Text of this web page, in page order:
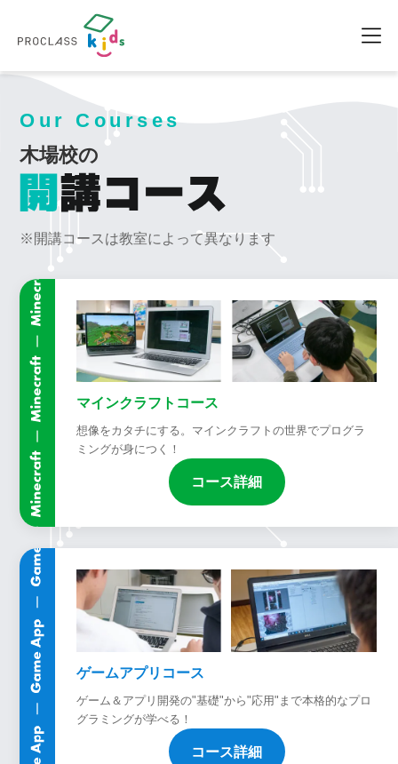
プロクラスキッズ
東京メトロ東西線「木場駅」から徒歩すぐ。
Our Courses
木場校の
※開講コースは教室によって異なります
マインクラフトコース
想像をカタチにする。マインクラフトの世界でプログラ
ミングが身につく！
コース詳細
ゲームアプリコース
ゲーム＆アプリ開発の"基礎"から"応用"まで本格的なプロ
グラミングが学べる！
コース詳細